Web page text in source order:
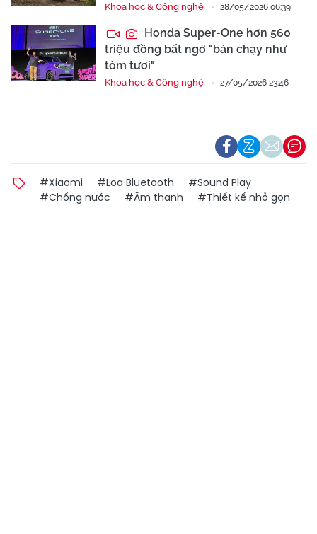
Khoa học & Công nghệ 28/05/2026 06:39
Honda Super-One hơn 560
triệu đồng bất ngờ "bán chạy như
tôm tươi"
Khoa học & Công nghệ 27/05/2026 23:46
#Xiaomi #Loa Bluetooth
#Sound Play
#Chống nước
#Âm thanh #Thiết kế nhỏ gọn